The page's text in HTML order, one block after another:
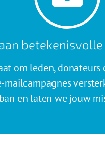
om leden,
mailcampagnes
en laten we jouw